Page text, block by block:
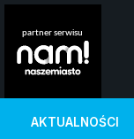
AKTUALNOŚCI